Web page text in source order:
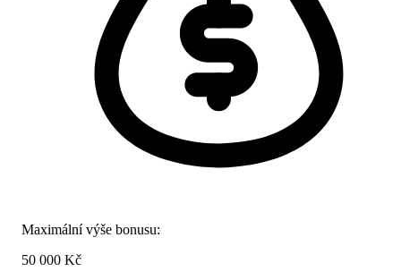
Maximální výše bonusu:
50 000 Kč